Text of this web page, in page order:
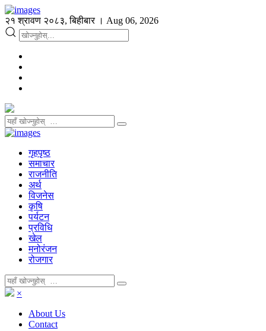
२१ श्रावण २०८३, बिहीबार । Aug 06, 2026
गृहपृष्ठ
समाचार
राजनीति
अर्थ
विजनेस
कृषि
पर्यटन
प्रविधि
खेल
मनोरंजन
रोजगार
×
About Us
Contact